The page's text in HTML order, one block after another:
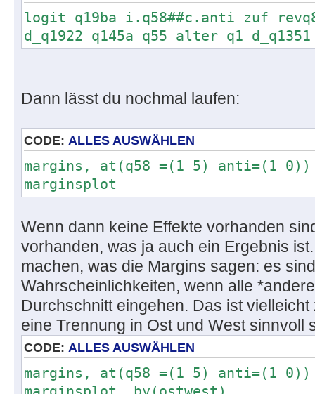
logit q19ba i.q58##c.anti zuf
d_q1922 q145a q55 alter q1
Dann lässt du nochmal laufen:
CODE: ALLES AUSWÄHLEN
margins, at(q58 =(1 5) anti=(1 0))
marginsplot
Wenn dann keine Effekte vorhanden
vorhanden, was ja auch ein Ergebnis
machen, was die Margins sagen: es
Wahrscheinlichkeiten, wenn alle
Durchschnitt eingehen. Das ist
eine Trennung in Ost und West sinnvoll
CODE: ALLES AUSWÄHLEN
margins, at(q58 =(1 5) anti=(1 0))